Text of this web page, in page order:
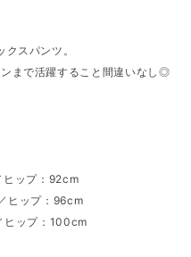
スパンツ。
まで活躍すること間違いなし◎
ップ：92cm
ヒップ：96cm
ヒップ：100cm